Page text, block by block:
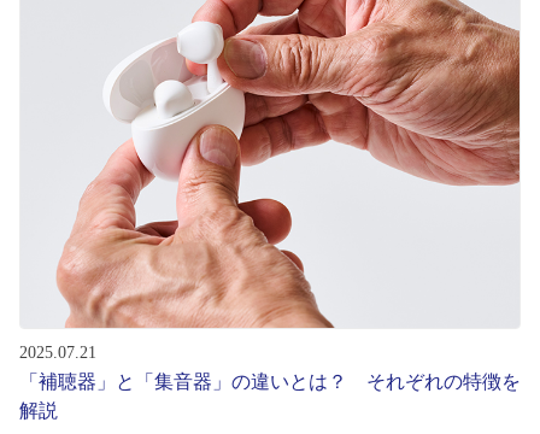
パリミキについて
採用情報
2025.07.21
「補聴器」と「集音器」の違いとは？ それぞれの特徴を
解説